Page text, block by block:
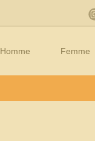
Homme Femme